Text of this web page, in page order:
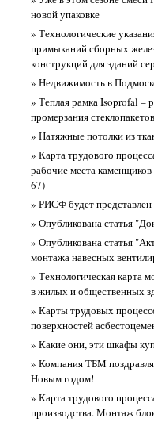
новой упаковке
» Технологические
примыканий сборных
конструкций для зданий
» Недвижимость в
» Теплая рамка Isoprofal –
промерзания стеклопакетов
» Натяжные потолки из
» Карта трудового
рабочие места
67)
» РИСФ будет представлен
» Опубликована статья
» Опубликована статья
монтажа навесных
» Технологическая карта
в жилых и общественных
» Карты трудовых
поверхностей
» Какие они, эти шкафы
» Компания ТБМ
Новым годом!
» Карта трудового
производства. Монтаж